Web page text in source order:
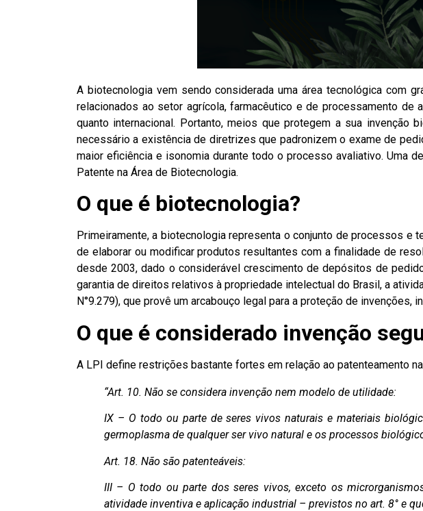
A biotecnologia vem sendo considerada uma área tecnológica com
relacionados ao setor agrícola, farmacêutico e de processamento
quanto internacional. Portanto, meios que protegem a sua
necessário a existência de diretrizes que padronizem o exame de
maior eficiência e isonomia durante todo o processo avaliativo. Uma
Patente na Área de Biotecnologia.
O que é biotecnologia?
Primeiramente, a biotecnologia representa o conjunto de processos
de elaborar ou modificar produtos resultantes com a finalidade de
desde 2003, dado o considerável crescimento de depósitos de
garantia de direitos relativos à propriedade intelectual do Brasil, a
N°9.279), que provê um arcabouço legal para a proteção de invenções,
O que é considerado invenção
A LPI define restrições bastante fortes em relação ao patenteamento
“Art. 10. Não se considera invenção nem modelo de utilidade:
IX – O todo ou parte de seres vivos naturais e materiais
germoplasma de qualquer ser vivo natural e os processos
Art. 18. Não são patenteáveis:
III – O todo ou parte dos seres vivos, exceto os
atividade inventiva e aplicação industrial – previstos no art. 8° e